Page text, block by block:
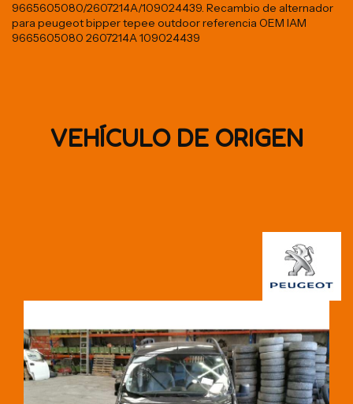
9665605080/2607214A/109024439. Recambio de alternador
para peugeot bipper tepee outdoor referencia OEM IAM
9665605080 2607214A 109024439
VEHÍCULO DE ORIGEN